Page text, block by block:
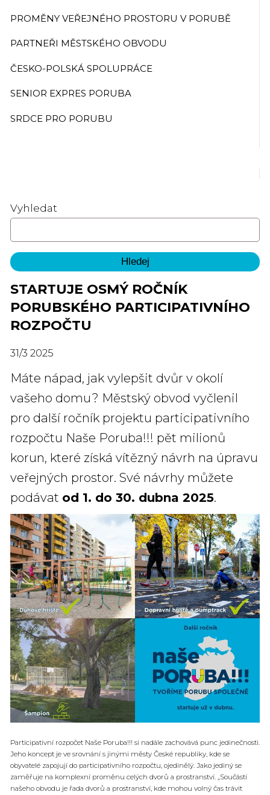
PROMĚNY VEŘEJNÉHO PROSTORU V PORUBĚ
PARTNEŘI MĚSTSKÉHO OBVODU
ČESKO-POLSKÁ SPOLUPRÁCE
SENIOR EXPRES PORUBA
SRDCE PRO PORUBU
Vyhledat
STARTUJE OSMÝ ROČNÍK
PORUBSKÉHO PARTICIPATIVNÍHO
ROZPOČTU
31/3 2025
Máte nápad, jak vylepšit dvůr v okolí
vašeho domu? Městský obvod vyčlenil
pro další ročník projektu participativního
rozpočtu Naše Poruba!!! pět milionů
korun, které získá vítězný návrh na úpravu
veřejných prostor. Své návrhy můžete
podávat od 1. do 30. dubna 2025.
Participativní rozpočet Naše Poruba!!! si nadále zachovává punc jedinečnosti.
Jeho koncept je ve srovnání s jinými městy České republiky, kde se
obyvatelé zapojují do participativního rozpočtu, ojedinělý. Jako jediný se
zaměřuje na komplexní proměnu celých dvorů a prostranství. „Součástí
našeho obvodu je řada dvorů a prostranství, kde mohou volný čas trávit